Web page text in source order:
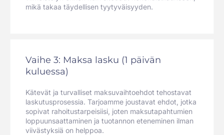
mikä takaa täydellisen tyytyväisyyden.
Vaihe 3: Maksa lasku (1 päivän
kuluessa)
Kätevät ja turvalliset maksuvaihtoehdot tehostavat
laskutusprosessia. Tarjoamme joustavat ehdot, jotka
sopivat rahoitustarpeisiisi, joten maksutapahtumien
loppuunsaattaminen ja tuotannon eteneminen ilman
viivästyksiä on helppoa.